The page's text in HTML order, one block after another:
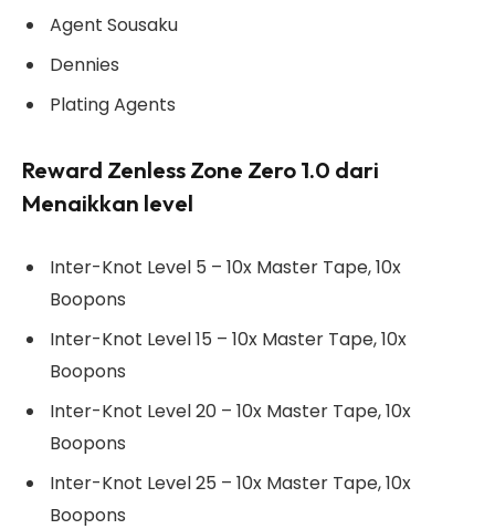
Agent Sousaku
Dennies
Plating Agents
Reward Zenless Zone Zero 1.0 dari
Menaikkan level
Inter-Knot Level 5 – 10x Master Tape, 10x
Boopons
Inter-Knot Level 15 – 10x Master Tape, 10x
Boopons
Inter-Knot Level 20 – 10x Master Tape, 10x
Boopons
Inter-Knot Level 25 – 10x Master Tape, 10x
Boopons